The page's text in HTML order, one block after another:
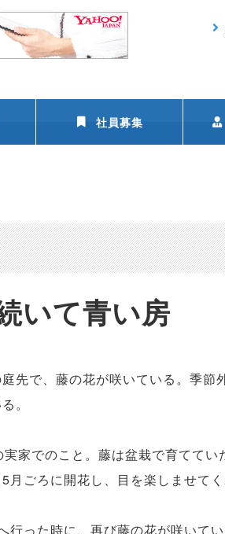
社員募集
いて青い房
先で、藤の花が咲いている。季節
。
家でのこと。藤は盆栽で育ててい
ごろに開花し、目を楽しませてく
った時に、再び藤の花が咲いてい